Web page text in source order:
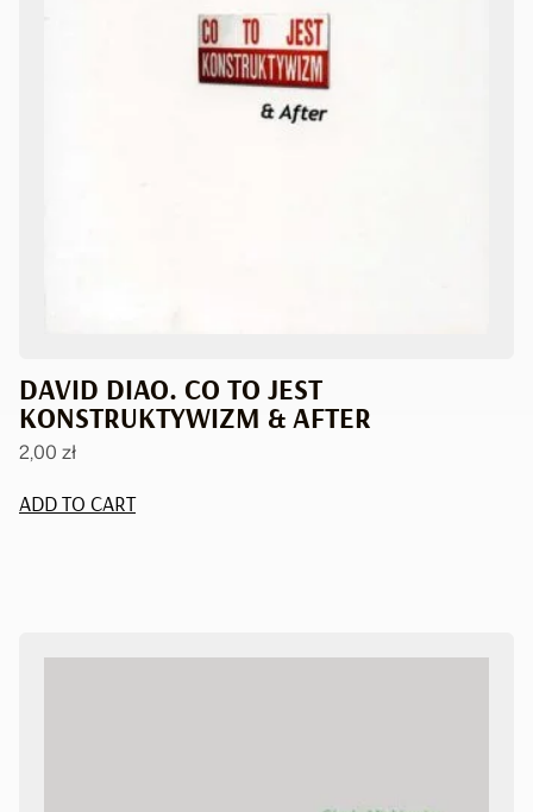
DAVID DIAO. CO TO JEST
KONSTRUKTYWIZM & AFTER
2,00 zł
ADD TO CART